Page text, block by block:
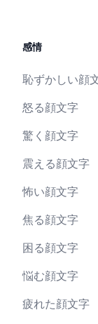
感情
恥ずかしい顔
怒る顔文字
驚く顔文字
震える顔文字
怖い顔文字
焦る顔文字
困る顔文字
悩む顔文字
疲れた顔文字